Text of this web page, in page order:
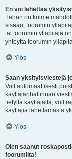
En voi lähettää
Tähän on kolme
sisään, foorumin
tai foorumin ylläpitäjä
yhteyttä foorumin
Ylös
Saan yksityisviestejä
Voit automaattisesti
käyttäjänhallinnan
tietyltä käyttäjältä, voit
käyttäjiä lähettämästä
Ylös
Olen saanut
foorumilta!